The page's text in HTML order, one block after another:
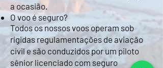
a ocasião.
O voo é seguro?
Todos os nossos voos operam sob
rígidas regulamentações de aviação
civil e são conduzidos por um piloto
sênior licenciado com seguro